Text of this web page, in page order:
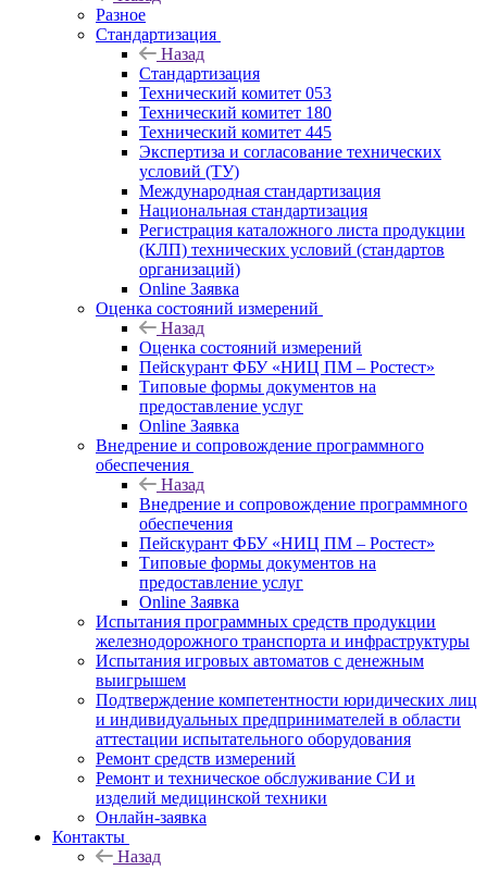
Разное
Стандартизация
Назад
Стандартизация
Технический комитет 053
Технический комитет 180
Технический комитет 445
Экспертиза и согласование технических
условий (ТУ)
Международная стандартизация
Национальная стандартизация
Регистрация каталожного листа продукции
(КЛП) технических условий (стандартов
организаций)
Online Заявка
Оценка состояний измерений
Назад
Оценка состояний измерений
Пейскурант ФБУ «НИЦ ПМ – Ростест»
Типовые формы документов на
предоставление услуг
Online Заявка
Внедрение и сопровождение программного
обеспечения
Назад
Внедрение и сопровождение программного
обеспечения
Пейскурант ФБУ «НИЦ ПМ – Ростест»
Типовые формы документов на
предоставление услуг
Online Заявка
Испытания программных средств продукции
железнодорожного транспорта и инфраструктуры
Испытания игровых автоматов с денежным
выигрышем
Подтверждение компетентности юридических лиц
и индивидуальных предпринимателей в области
аттестации испытательного оборудования
Ремонт средств измерений
Ремонт и техническое обслуживание СИ и
изделий медицинской техники
Онлайн-заявка
Контакты
Назад